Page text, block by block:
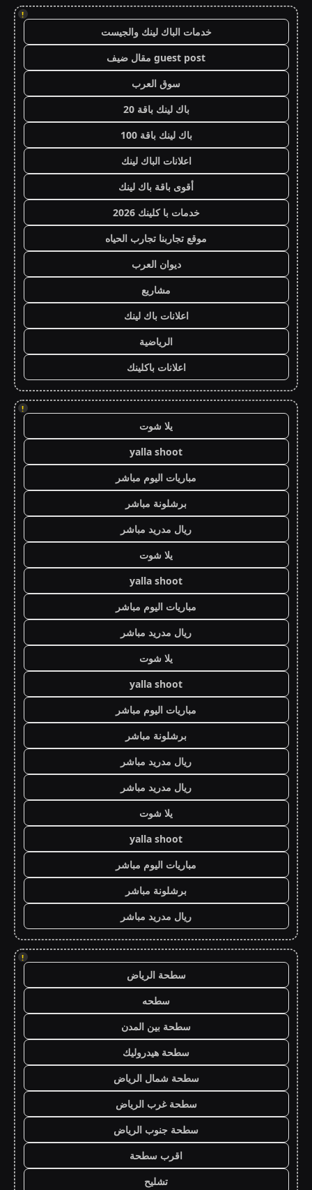
!
خدمات الباك لينك والجيست
guest post مقال ضيف
سوق العرب
باك لينك باقة 20
باك لينك باقة 100
اعلانات الباك لينك
أقوى باقة باك لينك
خدمات با كلينك 2026
موقع تجاربنا تجارب الحياه
ديوان العرب
مشاريع
اعلانات باك لينك
الرياضية
اعلانات باكلينك
!
يلا شوت
yalla shoot
مباريات اليوم مباشر
برشلونة مباشر
ريال مدريد مباشر
يلا شوت
yalla shoot
مباريات اليوم مباشر
ريال مدريد مباشر
يلا شوت
yalla shoot
مباريات اليوم مباشر
برشلونة مباشر
ريال مدريد مباشر
ريال مدريد مباشر
يلا شوت
yalla shoot
مباريات اليوم مباشر
برشلونة مباشر
ريال مدريد مباشر
!
سطحة الرياض
سطحه
سطحة بين المدن
سطحة هيدروليك
سطحة شمال الرياض
سطحة غرب الرياض
سطحة جنوب الرياض
اقرب سطحة
تشليح